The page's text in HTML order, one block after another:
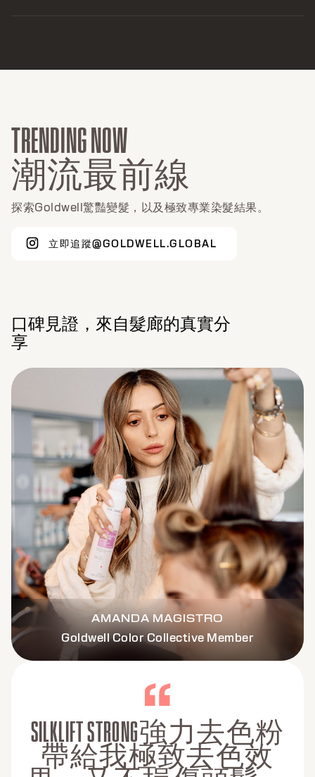
TRENDING NOW
潮流最前線
探索Goldwell驚豔變髮，以及極致專業染髮結果。
立即追蹤@GOLDWELL.GLOBAL
口碑見證，來自髮廊的真實分
享
AMANDA MAGISTRO
Goldwell Color Collective Member
SILKLIFT STRONG強力去色粉
帶給我極致去色效